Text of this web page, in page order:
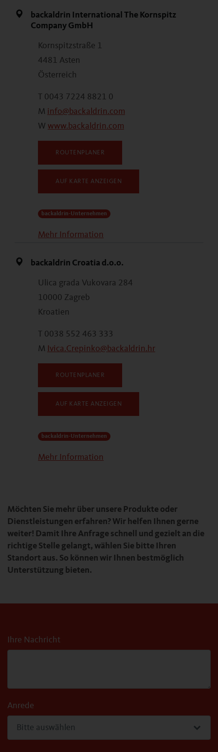
backaldrin International The Kornspitz
Company GmbH
Kornspitzstraße 1
4481 Asten
Österreich
T 0043 7224 8821 0
M info@backaldrin.com
W www.backaldrin.com
ROUTENPLANER
AUF KARTE ANZEIGEN
backaldrin-Unternehmen
Mehr Information
backaldrin Croatia d.o.o.
Ulica grada Vukovara 284
10000 Zagreb
Kroatien
T 0038 552 463 333
M Ivica.Crepinko@backaldrin.hr
ROUTENPLANER
AUF KARTE ANZEIGEN
backaldrin-Unternehmen
Mehr Information
Möchten Sie mehr über unsere Produkte oder
Dienstleistungen erfahren? Wir helfen Ihnen gerne
weiter! Damit Ihre Anfrage schnell und gezielt an die
richtige Stelle gelangt, wählen Sie bitte Ihren
Standort aus. So können wir Ihnen bestmöglich
Unterstützung bieten.
Ihre Nachricht
Anrede